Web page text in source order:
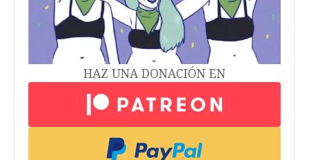
HAZ UNA DONACIÓN EN